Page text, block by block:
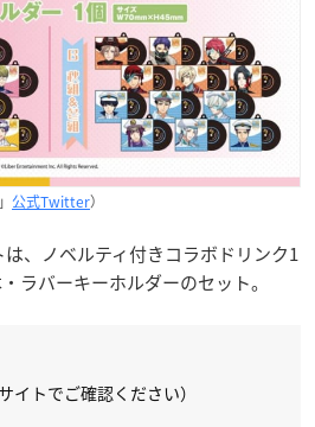
公式Twitter）
、ノベルティ付きコラボドリンク1
ラバーキーホルダーのセット。
イトでご確認ください）